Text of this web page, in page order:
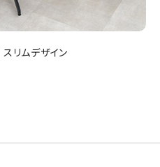
リムデザイン